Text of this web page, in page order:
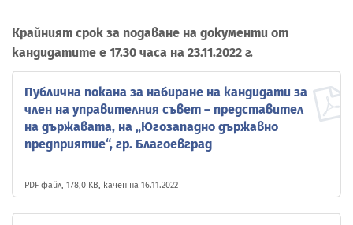
Крайният срок за подаване на документи от
кандидатите е 17.30 часа на 23.11.2022 г.
Публична покана за набиране на кандидати за
член на управителния съвет – представител
на държавата, на „Югозападно държавно
предприятие“, гр. Благоевград
PDF файл, 178,0 KB, качен на 16.11.2022